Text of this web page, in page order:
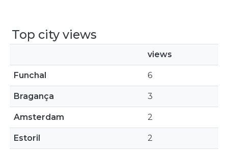
Top city views
views
Funchal 6
Bragança 3
Amsterdam 2
Estoril 2